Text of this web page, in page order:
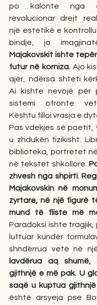
po kalonte nga
revolucionar drejt
një estetikë e
bindje, jo
Majakovskit ishte
futur në korniza. Ajo
ajër, ndërsa shteti
Ai kishte nevojë për
sistemi ofronte
Kështu filloi vrasja e
Pas vdekjes së poetit,
u zhdukën fizikisht.
biblioteka, portretet
në tekstet shkollore.
zhvesh nga shpirti.
Majakovskin në
zyrtare, në një figurë
mund të fliste më
Paradoksi ishte
luftuar kundër
shndërrua vetë në
lavdërua aq
gjithnjë e më pak. U
saqë u kuptua
është arsyeja pse